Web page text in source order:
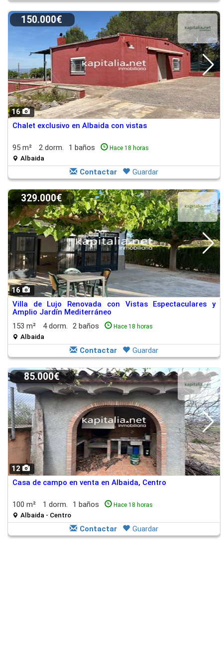
16
150.000€
Chalet exclusivo en Albaida con vistas
95 m² 2 dorm. 1 baños Hace 18 horas
Albaida
Contactar Guardar
16
329.000€
Villa de Lujo Renovada con Vistas Espectaculares y
Amplio Jardín Mediterráneo
153 m²
4 dorm. 2 baños Hace 18 horas
Albaida
Contactar Guardar
12
85.000€
Casa de campo en venta en Albaida, Centro
100 m² 1 dorm. 1 baños Hace 18 horas
Albaida - Centro
Contactar Guardar